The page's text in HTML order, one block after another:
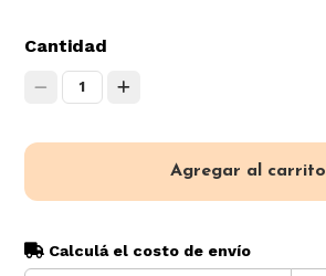
Cantidad
1
Agregar al carrito
Calculá el costo de envío